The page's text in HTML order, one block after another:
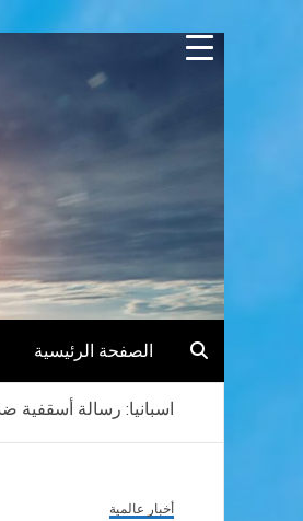
Skip
الصفحة الرئيسية
اسبانيا: رسالة أسقفية
أخبار عالمية